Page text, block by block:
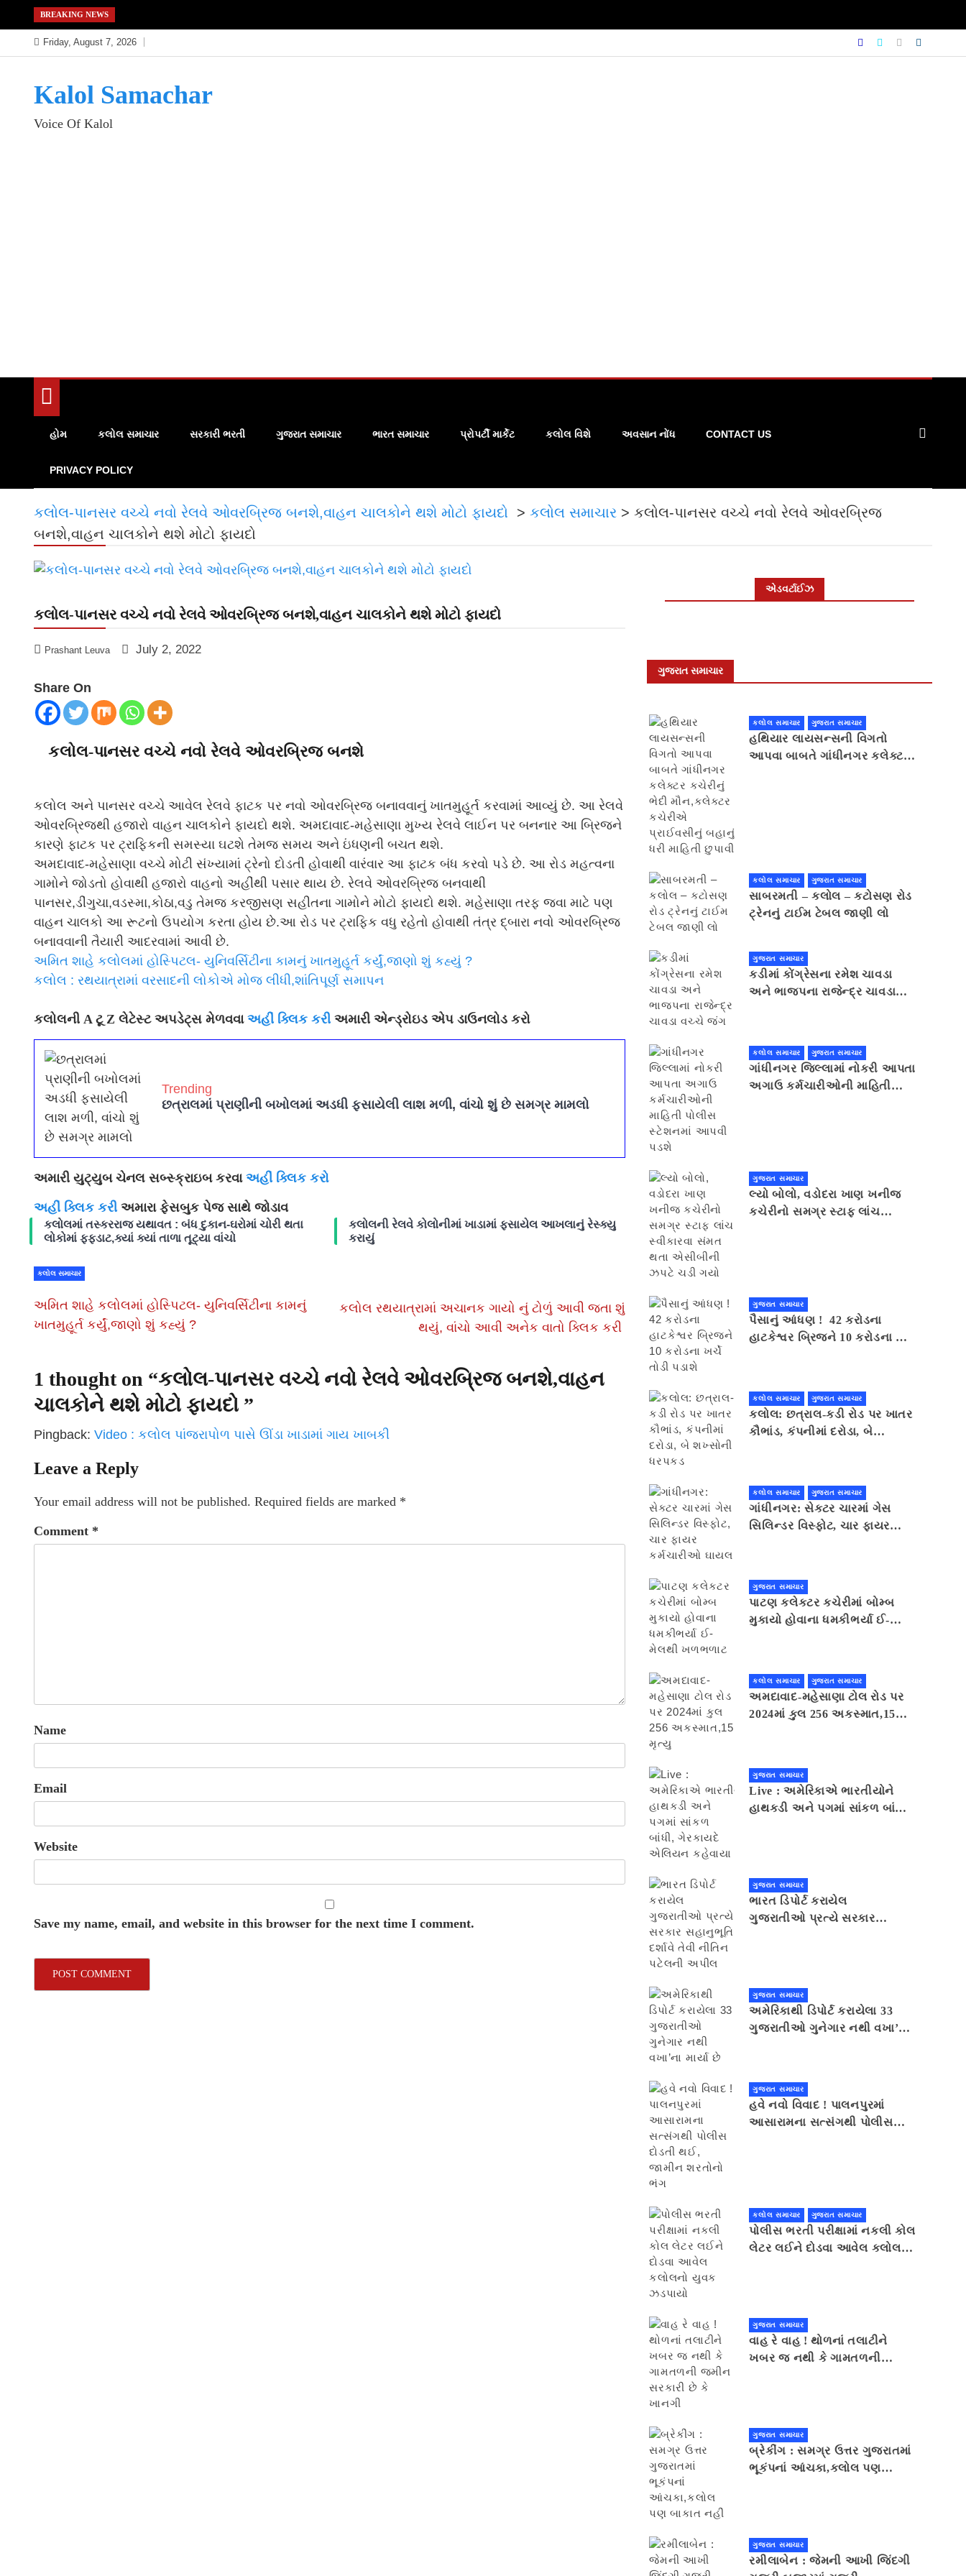
to
content
BREAKING NEWS
Friday, August 7, 2026
Kalol Samachar
Voice Of Kalol
હોમ કલોલ સમાચાર સરકારી ભરતી ગુજરાત સમાચાર ભારત સમાચાર પ્રોપર્ટી માર્કેટ કલોલ વિશે અવસાન નોંધ CONTACT US
PRIVACY POLICY
કલોલ-પાનસર વચ્ચે નવો રેલવે ઓવરબ્રિજ બનશે,વાહન ચાલકોને થશે મોટો ફાયદો > કલોલ સમાચાર > કલોલ-પાનસર વચ્ચે નવો રેલવે ઓવરબ્રિજ
બનશે,વાહન ચાલકોને થશે મોટો ફાયદો
કલોલ-પાનસર વચ્ચે નવો રેલવે ઓવરબ્રિજ બનશે,વાહન ચાલકોને થશે મોટો ફાયદો
Prashant Leuva July 2, 2022
Share On
કલોલ-પાનસર વચ્ચે નવો રેલવે ઓવરબ્રિજ બનશે
કલોલ અને પાનસર વચ્ચે આવેલ રેલવે ફાટક પર નવો ઓવરબ્રિજ બનાવવાનું ખાતમુહૂર્ત કરવામાં આવ્યું છે. આ રેલવે
ઓવરબ્રિજથી હજારો વાહન ચાલકોને ફાયદો થશે. અમદાવાદ-મહેસાણા મુખ્ય રેલવે લાઈન પર બનનાર આ બ્રિજને
કારણે ફાટક પર ટ્રાફિકની સમસ્યા ઘટશે તેમજ સમય અને ઇંધણની બચત થશે.
અમદાવાદ-મહેસાણા વચ્ચે મોટી સંખ્યામાં ટ્રેનો દોડતી હોવાથી વારંવાર આ ફાટક બંધ કરવો પડે છે. આ રોડ મહત્વના
ગામોને જોડતો હોવાથી હજારો વાહનો અહીંથી પસાર થાય છે. રેલવે ઓવરબ્રિજ બનવાથી
પાનસર,ડીંગુચા,વડસ્મા,કોઠા,વડુ તેમજ કરજીસણ સહીતના ગામોને મોટો ફાયદો થશે. મહેસાણા તરફ જવા માટે પણ
વાહન ચાલકો આ રૂટનો ઉપયોગ કરતા હોય છે.આ રોડ પર ટ્રાફિક વધુ રહેતો હોવાથી તંત્ર દ્બારા નવો ઓવરબ્રિજ
બનાવવાની તૈયારી આદરવામાં આવી છે.
અમિત શાહે કલોલમાં હોસ્પિટલ- યુનિવર્સિટીના કામનું ખાતમુહૂર્ત કર્યું,જાણો શું કહ્યું ?
કલોલ : રથયાત્રામાં વરસાદની લોકોએ મોજ લીધી,શાંતિપૂર્ણ સમાપન
કલોલની A ટૂ Z લેટેસ્ટ અપડેટ્સ મેળવવા અહીં ક્લિક કરી અમારી એન્ડ્રોઇડ એપ ડાઉનલોડ કરો
Trending
છત્રાલમાં પ્રાણીની બખોલમાં અડધી ફસાયેલી લાશ મળી, વાંચો શું છે સમગ્ર મામલો
અમારી યુટ્યુબ ચેનલ સબ્સ્ક્રાઇબ કરવા અહીં ક્લિક કરો
અહીં ક્લિક કરી અમારા ફેસબુક પેજ સાથે જોડાવ
કલોલમાં તસ્કરરાજ યથાવત : બંધ દુકાન-ઘરોમાં ચોરી થતા
લોકોમાં ફફડાટ,ક્યાં ક્યાં તાળા તૂટ્યા વાંચો
કલોલની રેલવે કોલોનીમાં ખાડામાં ફસાયેલ આખલાનું રેસ્ક્યુ
કરાયું
કલોલ સમાચાર
અમિત શાહે કલોલમાં હોસ્પિટલ- યુનિવર્સિટીના કામનું
ખાતમુહૂર્ત કર્યું,જાણો શું કહ્યું ?
કલોલ રથયાત્રામાં અચાનક ગાયો નું ટોળું આવી જતા શું
થયું, વાંચો આવી અનેક વાતો ક્લિક કરી
1 thought on “કલોલ-પાનસર વચ્ચે નવો રેલવે ઓવરબ્રિજ બનશે,વાહન
ચાલકોને થશે મોટો ફાયદો ”
Pingback: Video : કલોલ પાંજરાપોળ પાસે ઊંડા ખાડામાં ગાય ખાબકી
Leave a Reply
Your email address will not be published. Required fields are marked *
Comment *
Name
Email
Website
Save my name, email, and website in this browser for the next time I comment.
એડવર્ટાઈઝ
ગુજરાત સમાચાર
કલોલ સમાચાર ગુજરાત સમાચાર
હથિયાર લાયસન્સની વિગતો
આપવા બાબતે ગાંધીનગર કલેક્ટર
કલોલ સમાચાર ગુજરાત સમાચાર
સાબરમતી – કલોલ – કટોસણ રોડ
ટ્રેનનું ટાઈમ ટેબલ જાણી લો
ગુજરાત સમાચાર
કડીમાં કોંગ્રેસના રમેશ ચાવડા
અને ભાજપના રાજેન્દ્ર ચાવડા
કલોલ સમાચાર ગુજરાત સમાચાર
ગાંધીનગર જિલ્લામાં નોકરી આપતા
અગાઉ કર્મચારીઓની માહિતી
ગુજરાત સમાચાર
લ્યો બોલો, વડોદરા ખાણ ખનીજ
કચેરીનો સમગ્ર સ્ટાફ લાંચ
ગુજરાત સમાચાર
પૈસાનું આંધણ ! 42 કરોડના
હાટકેશ્વર બ્રિજને 10 કરોડના ખર્ચે
કલોલ સમાચાર ગુજરાત સમાચાર
કલોલ: છત્રાલ-કડી રોડ પર ખાતર
કૌભાંડ, કંપનીમાં દરોડા, બે
કલોલ સમાચાર ગુજરાત સમાચાર
ગાંધીનગર: સેક્ટર ચારમાં ગેસ
સિલિન્ડર વિસ્ફોટ, ચાર ફાયર
ગુજરાત સમાચાર
પાટણ કલેકટર કચેરીમાં બોમ્બ
મુકાયો હોવાના ધમકીભર્યા ઈ-
કલોલ સમાચાર ગુજરાત સમાચાર
અમદાવાદ-મહેસાણા ટોલ રોડ પર
2024માં કુલ 256 અકસ્માત,15
ગુજરાત સમાચાર
Live : અમેરિકાએ ભારતીયોને
હાથકડી અને પગમાં સાંકળ બાંધી,
ગુજરાત સમાચાર
ભારત ડિપોર્ટ કરાયેલ
ગુજરાતીઓ પ્રત્યે સરકાર
ગુજરાત સમાચાર
અમેરિકાથી ડિપોર્ટ કરાયેલા 33
ગુજરાતીઓ ગુનેગાર નથી વખા’ના
ગુજરાત સમાચાર
હવે નવો વિવાદ ! પાલનપુરમાં
આસારામના સત્સંગથી પોલીસ
કલોલ સમાચાર ગુજરાત સમાચાર
પોલીસ ભરતી પરીક્ષામાં નકલી કોલ
લેટર લઈને દોડવા આવેલ કલોલનો
ગુજરાત સમાચાર
વાહ રે વાહ ! થોળનાં તલાટીને
ખબર જ નથી કે ગામતળની
ગુજરાત સમાચાર
બ્રેકીંગ : સમગ્ર ઉત્તર ગુજરાતમાં
ભૂકંપનાં આંચકા,કલોલ પણ
ગુજરાત સમાચાર
રમીલાબેન : જેમની આખી જિંદગી